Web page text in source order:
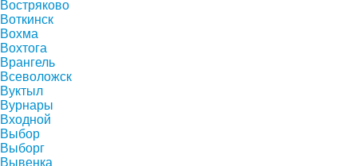
Востряково
Воткинск
Вохма
Вохтога
Врангель
Всеволожск
Вуктыл
Вурнары
Входной
Выбор
Выборг
Вывенка